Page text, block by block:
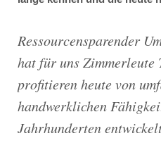
Ressourcensparender
hat für uns
profitieren heute von
handwerklichen
Jahrhunderten